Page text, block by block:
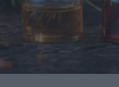
dopo aver perso quei chili
ed esercizio. "Molti di
particolare per
New Beauty - Chi utilizza
ultimi chili spesso desidera
trattamenti mirati". La perdita
consente a molti pazienti di